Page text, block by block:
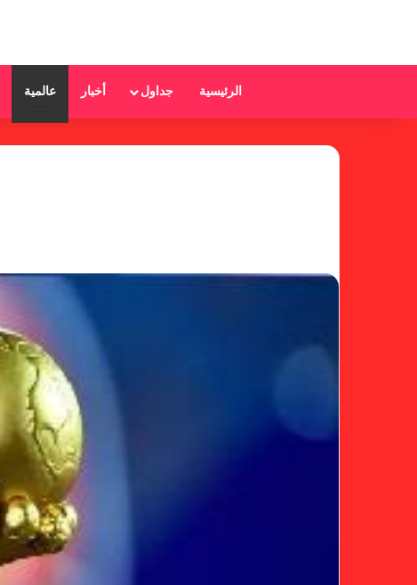
الرئيسية جداول أخبار عالمية